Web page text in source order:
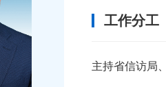
工作分工
主持省信访局